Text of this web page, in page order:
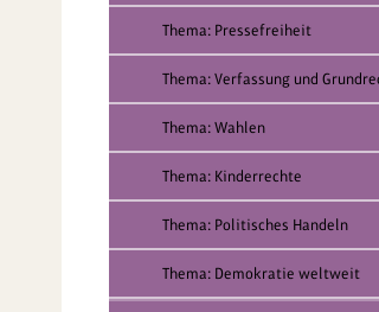
Thema: Pressefreiheit
Thema: Verfassung und
Thema: Wahlen
Thema: Kinderrechte
Thema: Politisches Handeln
Thema: Demokratie weltweit